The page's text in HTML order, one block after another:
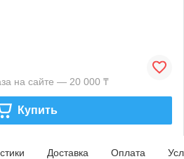
на сайте — 20 000 ₸
Купить
Доставка Оплата